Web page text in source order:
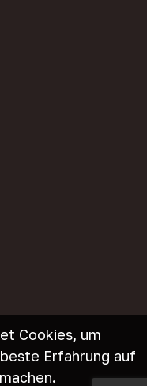
Cookies, um
Erfahrung auf